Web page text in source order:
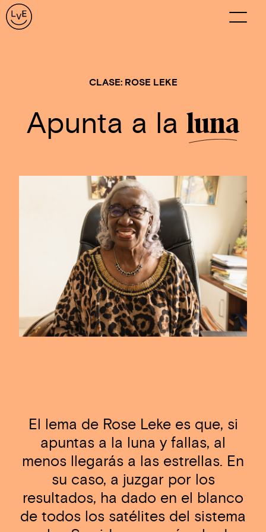
CLASE: ROSE LEKE
Apunta a la luna
El lema de Rose Leke es que, si
apuntas a la luna y fallas, al
menos llegarás a las estrellas. En
su caso, a juzgar por los
resultados, ha dado en el blanco
de todos los satélites del sistema